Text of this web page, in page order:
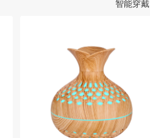
智能穿戴